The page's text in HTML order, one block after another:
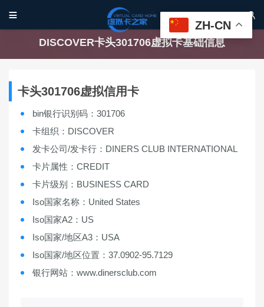
 
DISCOVER卡头301706虚拟卡基础信息
卡头301706虚拟信用卡
bin银行识别码：301706
卡组织：DISCOVER
发卡公司/发卡行：DINERS CLUB INTERNATIONAL
卡片属性：CREDIT
卡片级别：BUSINESS CARD
Iso国家名称：United States
Iso国家A2：US
Iso国家/地区A3：USA
Iso国家/地区位置：37.0902-95.7129
银行网站：www.dinersclub.com
ZH-CN